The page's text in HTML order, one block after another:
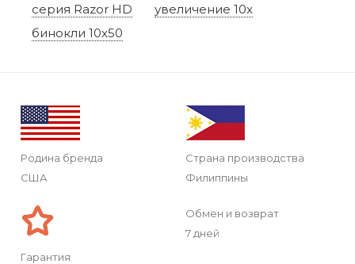
серия Razor HD
увеличение 10x
бинокли 10x50
Родина бренда
США
Страна производства
Филиппины
Гарантия
Обмен и возврат
7 дней